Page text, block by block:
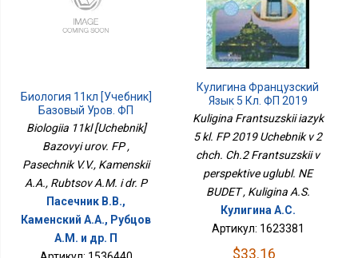
Биология 11кл [Учебник]
Базовый Уров. ФП
Biologiia 11kl [Uchebnik]
Bazovyi urov. FP ,
Pasechnik V.V., Kamenskii
A.A., Rubtsov A.M. i dr. P
Пасечник В.В.,
Каменский А.А., Рубцов
A.M. и др. П
Кулигина Французский
Язык 5 Кл. ФП 2019
Учебник В 2 Чч. Ч.2
Перспективе Углубл. НЕ
БУДЕТ
Kuligina Frantsuzskii iazyk
5 kl. FP 2019 Uchebnik v 2
chch. Ch.2 Frantsuzskii v
perspektive uglubl. NE
BUDET , Kuligina A.S.
Кулигина А.С.
Артикул: 1623381
$33.16